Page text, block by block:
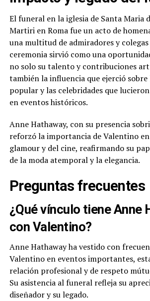
El funeral en la iglesia de Santa Maria
Martiri en Roma fue un acto de
una multitud de admiradores y colegas
ceremonia sirvió como una
no solo su talento y contribuciones
también la influencia que ejerció
popular y las celebridades que
en eventos históricos.
Anne Hathaway, con su presencia
reforzó la importancia de Valentino
glamour y del cine, reafirmando su
de la moda atemporal y la elegancia.
Preguntas frecuentes
¿Qué vínculo tiene Anne
con Valentino?
Anne Hathaway ha vestido con
Valentino en eventos importantes,
relación profesional y de respeto
Su asistencia al funeral refleja su
diseñador y su legado.